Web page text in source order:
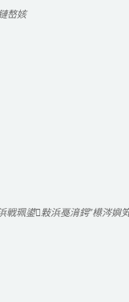
嶅姟
戦珮鍙敤浜戞湇鍔″櫒涔